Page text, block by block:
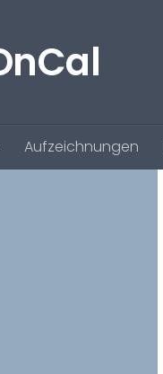
Aufzeichnungen